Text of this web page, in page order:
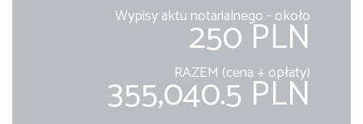
Wypisy aktu notarialnego - około
250 PLN
RAZEM (cena + opłaty)
355,040.5 PLN